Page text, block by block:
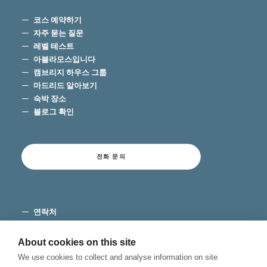
코스 예약하기
자주 묻는 질문
레벨 테스트
아블라모스입니다
캠브리지 하우스 그룹
마드리드 알아보기
숙박 장소
블로그 확인
전화 문의
연락처
개인 정보 보호
About cookies on this site
We use cookies to collect and analyse information on site